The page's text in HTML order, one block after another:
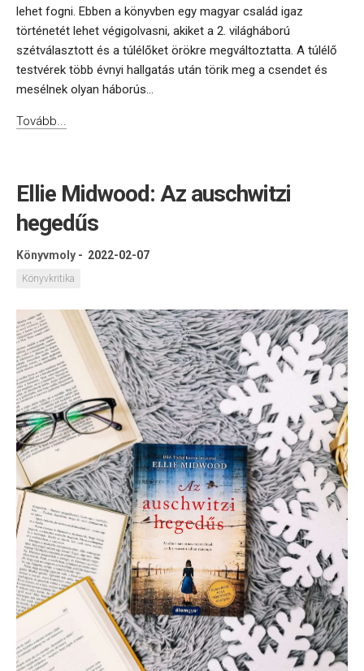
lehet fogni. Ebben a könyvben egy magyar család igaz
történetét lehet végigolvasni, akiket a 2. világháború
szétválasztott és a túlélőket örökre megváltoztatta. A túlélő
testvérek több évnyi hallgatás után törik meg a csendet és
mesélnek olyan háborús...
Tovább...
Ellie Midwood: Az auschwitzi
hegedűs
Könyvmoly - 2022-02-07
Könyvkritika